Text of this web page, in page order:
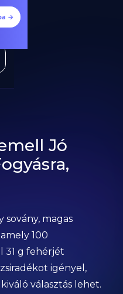
→
Jó
magas
100
g fehérjét
igényel,
választás lehet.